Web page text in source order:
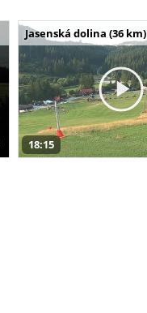
Jasenská dolina (36 km)
18:15